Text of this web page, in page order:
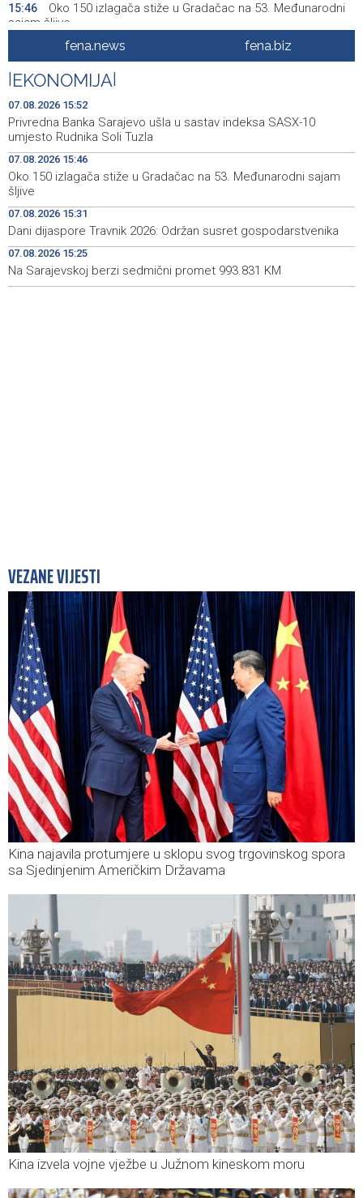
15:46
Oko 150 izlagača stiže u Gradačac na 53. Međunarodni
sajam šljive
Španija postavila ultimatum Italiji da ukine granične
kontrole
15:42
Goražde residents protest over repeated water
outages
15:31
gospodarstvenika
15:27
15:25 Na Sarajevskoj berzi sedmični promet 993.831 KM
15:19 U Cazinu otvorena izložba 50 plakata bh. filmova
fena.news fena.biz
EKONOMIJA
07.08.2026 15:52
Privredna Banka Sarajevo ušla u sastav indeksa SASX-10
umjesto Rudnika Soli Tuzla
07.08.2026 15:46
Oko 150 izlagača stiže u Gradačac na 53. Međunarodni sajam
šljive
07.08.2026 15:31
Dani dijaspore Travnik 2026: Održan susret gospodarstvenika
07.08.2026 15:25
Na Sarajevskoj berzi sedmični promet 993.831 KM
VEZANE VIJESTI
Kina najavila protumjere u sklopu svog trgovinskog spora
sa Sjedinjenim Američkim Državama
Kina izvela vojne vježbe u Južnom kineskom moru